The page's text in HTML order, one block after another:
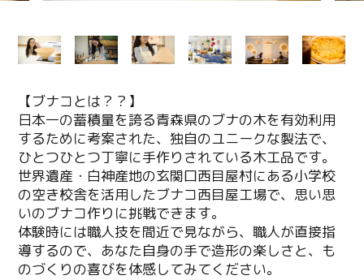
【ブナコとは？？】
日本一の蓄積量を誇る青森県のブナの木を有効利用
するために考案された、独自のユニークな製法で、
ひとつひとつ丁寧に手作りされている木工品です。
世界遺産・白神産地の玄関口西目屋村にある小学校
の空き校舎を活用したブナコ西目屋工場で、思い思
いのブナコ作りに挑戦できます。
体験時には職人技を間近で見ながら、職人が直接指
導するので、あなた自身の手で造形の楽しさと、も
のづくりの喜びを体感してみてください。